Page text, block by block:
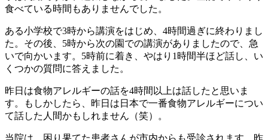
食べている時間もありませんでした。
ある小学校で3時から講演をはじめ、4時間過ぎに終わりまし
た。その後、5時から次の園での講演がありましたので、急
いで向かいます。5時前に着き、やはり1時間半ほど話し、い
くつかの質問に答えました。
昨日は食物アレルギーの話を4時間以上は話したと思いま
す。もしかしたら、昨日は日本で一番食物アレルギーについ
て話した人間かもしれません（笑）。